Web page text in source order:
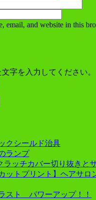
email, and website in this
文字を入力してください。
クシールド治具
ランプ
ラッチカバー切り抜きと
ットプリント】ヘアサロ
スト パワーアップ！！